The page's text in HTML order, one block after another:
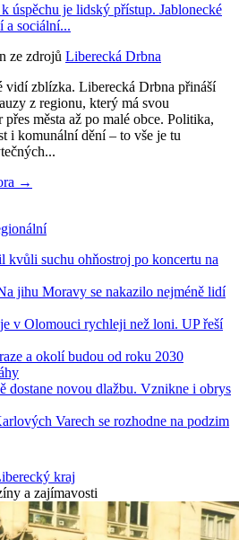
úspěchu je lidský přístup. Jablonecké
a sociální...
ze zdrojů Liberecká Drbna
vidí zblízka. Liberecká Drbna přináší
z regionu, který má svou
města až po malé obce. Politika,
i komunální dění – to vše je tu
→
kvůli suchu ohňostroj po koncertu na
jihu Moravy se nakazilo nejméně lidí
v Olomouci rychleji než loni. UP řeší
a okolí budou od roku 2030
dostane novou dlažbu. Vznikne i obrys
Varech se rozhodne na podzim
kraj
a zajímavosti